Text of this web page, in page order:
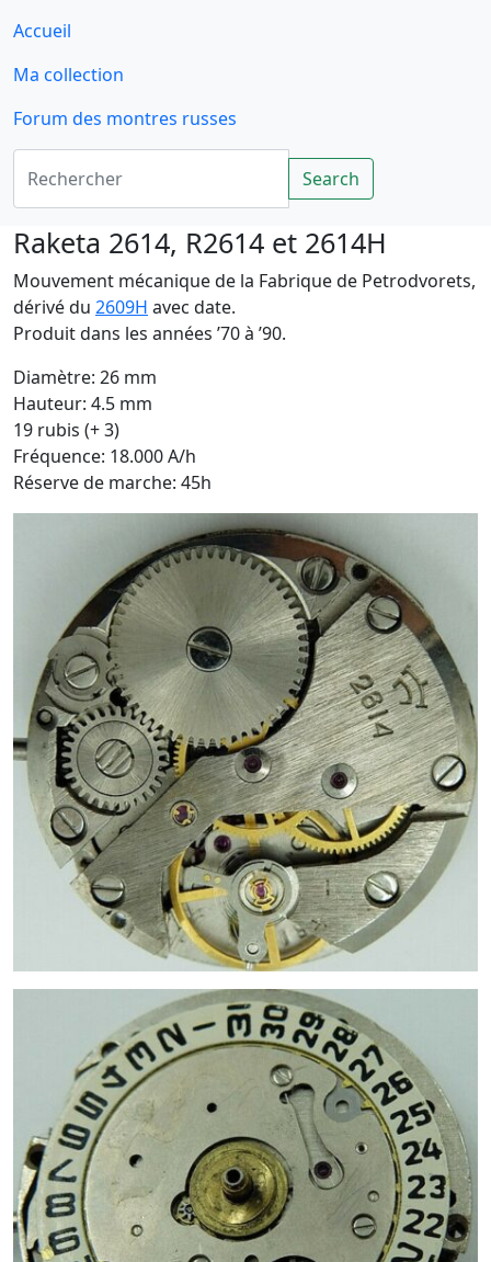
Accueil
Ma collection
Forum des montres russes
Rechercher
Search
Raketa 2614, R2614 et 2614H
Mouvement mécanique de la Fabrique de Petrodvorets,
dérivé du 2609H avec date.
Produit dans les années ’70 à ’90.
Diamètre: 26 mm
Hauteur: 4.5 mm
19 rubis (+ 3)
Fréquence: 18.000 A/h
Réserve de marche: 45h